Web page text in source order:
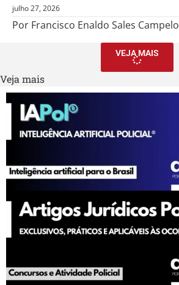
julho 27, 2026
Por Francisco Enaldo Sales Campelo
VEJA MAIS
Veja mais